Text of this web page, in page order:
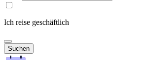
Ich reise geschäftlich
Suchen